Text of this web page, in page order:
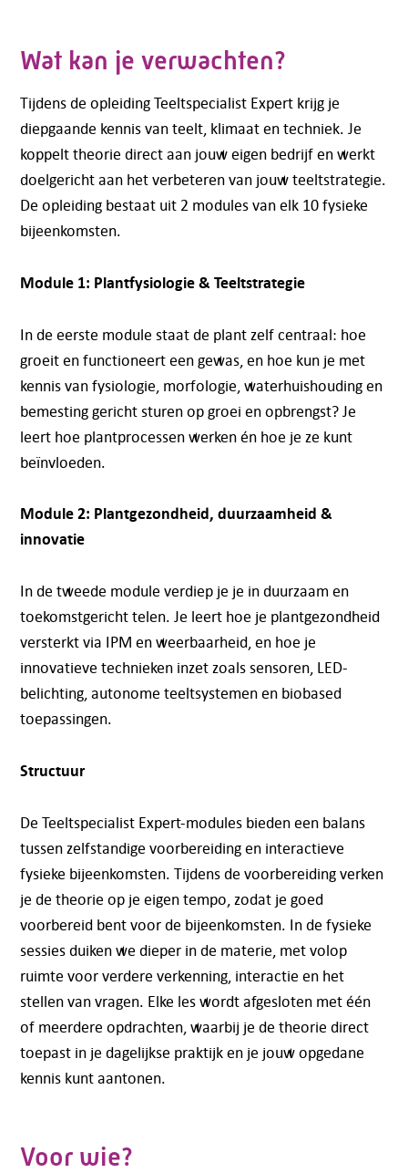
Wat kan je verwachten?
Tijdens de opleiding Teeltspecialist Expert krijg je
diepgaande kennis van teelt, klimaat en techniek. Je
koppelt theorie direct aan jouw eigen bedrijf en werkt
doelgericht aan het verbeteren van jouw teeltstrategie.
De opleiding bestaat uit 2 modules van elk 10 fysieke
bijeenkomsten.
Module 1: Plantfysiologie & Teeltstrategie
In de eerste module staat de plant zelf centraal: hoe
groeit en functioneert een gewas, en hoe kun je met
kennis van fysiologie, morfologie, waterhuishouding en
bemesting gericht sturen op groei en opbrengst? Je
leert hoe plantprocessen werken én hoe je ze kunt
beïnvloeden.
Module 2: Plantgezondheid, duurzaamheid &
innovatie
In de tweede module verdiep je je in duurzaam en
toekomstgericht telen. Je leert hoe je plantgezondheid
versterkt via IPM en weerbaarheid, en hoe je
innovatieve technieken inzet zoals sensoren, LED-
belichting, autonome teeltsystemen en biobased
toepassingen.
Structuur
De Teeltspecialist Expert-modules bieden een balans
tussen zelfstandige voorbereiding en interactieve
fysieke bijeenkomsten. Tijdens de voorbereiding verken
je de theorie op je eigen tempo, zodat je goed
voorbereid bent voor de bijeenkomsten. In de fysieke
sessies duiken we dieper in de materie, met volop
ruimte voor verdere verkenning, interactie en het
stellen van vragen. Elke les wordt afgesloten met één
of meerdere opdrachten, waarbij je de theorie direct
toepast in je dagelijkse praktijk en je jouw opgedane
kennis kunt aantonen.
Voor wie?